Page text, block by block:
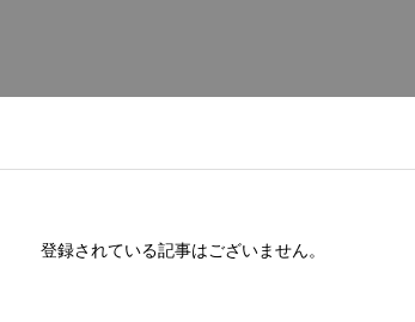
登録されている記事はございません。